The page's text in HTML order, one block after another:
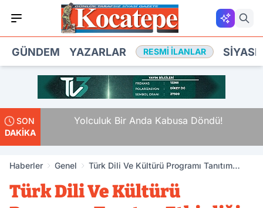
GÜNDEM YAZARLAR RESMI İLANLAR
SON
DAKİKA
Yolculuk Bir Anda Kabusa Döndü!
Haberler Genel
Türk Dili Ve Kültürü Programı Tanıtım
Türk Dili Ve Kültürü